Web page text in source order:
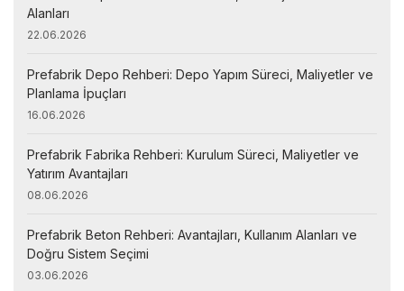
Alanları
22.06.2026
Prefabrik Depo Rehberi: Depo Yapım Süreci, Maliyetler ve
Planlama İpuçları
16.06.2026
Prefabrik Fabrika Rehberi: Kurulum Süreci, Maliyetler ve
Yatırım Avantajları
08.06.2026
Prefabrik Beton Rehberi: Avantajları, Kullanım Alanları ve
Doğru Sistem Seçimi
03.06.2026